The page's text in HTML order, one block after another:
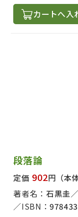
カートへ入
段落論
定価 902円 （本
著者名： 石黒圭
ISBN：